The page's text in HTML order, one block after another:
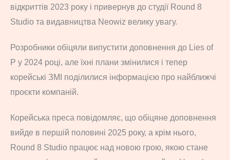
відкриттів 2023 року і привернув до студії Round 8
Studio та видавництва Neowiz велику увагу.
Розробники обіцяли випустити доповнення до Lies of
P у 2024 році, але їхні плани змінилися і тепер
корейські ЗМІ поділилися інформацією про найближчі
проєкти компаній.
Корейська преса повідомляє, що обіцяне доповнення
вийде в першій половині 2025 року, а крім нього,
Round 8 Studio працює над новою грою, якою стане